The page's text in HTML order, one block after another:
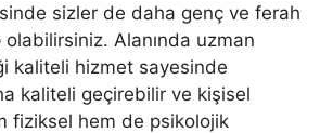
sizler de daha genç ve ferah
Alanında uzman
kaliteli hizmet sayesinde
kaliteli geçirebilir ve kişisel
fiziksel hem de psikolojik